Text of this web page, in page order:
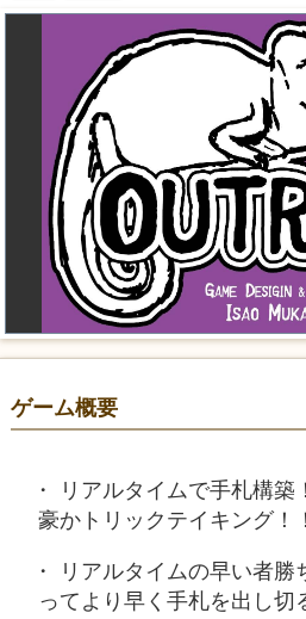
ゲーム概要
リアルタイムで手札構築
豪かトリックテイキング！！
リアルタイムの早い者
ってより早く手札を出し切